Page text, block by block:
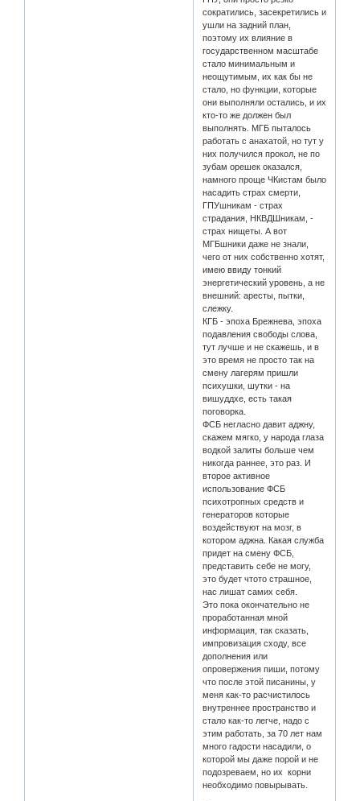
сократились, засекретились и
ушли на задний план,
поэтому их влияние в
государственном масштабе
стало минимальным и
неощутимым, их как бы не
стало, но функции, которые
они выполняли остались, и их
кто-то же должен был
выполнять. МГБ пыталось
работать с анахатой, но тут у
них получился прокол, не по
зубам орешек оказался,
намного проще ЧКистам было
насадить страх смерти,
ГПУшникам - страх
страдания, НКВДШникам, -
страх нищеты. А вот
МГБшники даже не знали,
чего от них собственно хотят,
имею ввиду тонкий
энергетический уровень, а не
внешний: аресты, пытки,
слежку.
КГБ - эпоха Брежнева, эпоха
подавления свободы слова,
тут лучше и не скажешь, и в
это время не просто так на
смену лагерям пришли
психушки, шутки - на
вишуддхе, есть такая
поговорка.
ФСБ негласно давит аджну,
скажем мягко, у народа глаза
водкой залиты больше чем
никогда раннее, это раз. И
второе активное
использование ФСБ
психотропных средств и
генераторов которые
воздействуют на мозг, в
котором аджна. Какая служба
придет на смену ФСБ,
представить себе не могу,
это будет чтото страшное,
нас лишат самих себя.
Это пока окончательно не
проработанная мной
информация, так сказать,
импровизация сходу, все
дополнения или
опровержения пиши, потому
что после этой писанины, у
меня как-то расчистилось
внутреннее пространство и
стало как-то легче, надо с
этим работать, за 70 лет нам
много гадости насадили, о
которой мы даже порой и не
подозреваем, но их корни
необходимо повырывать.